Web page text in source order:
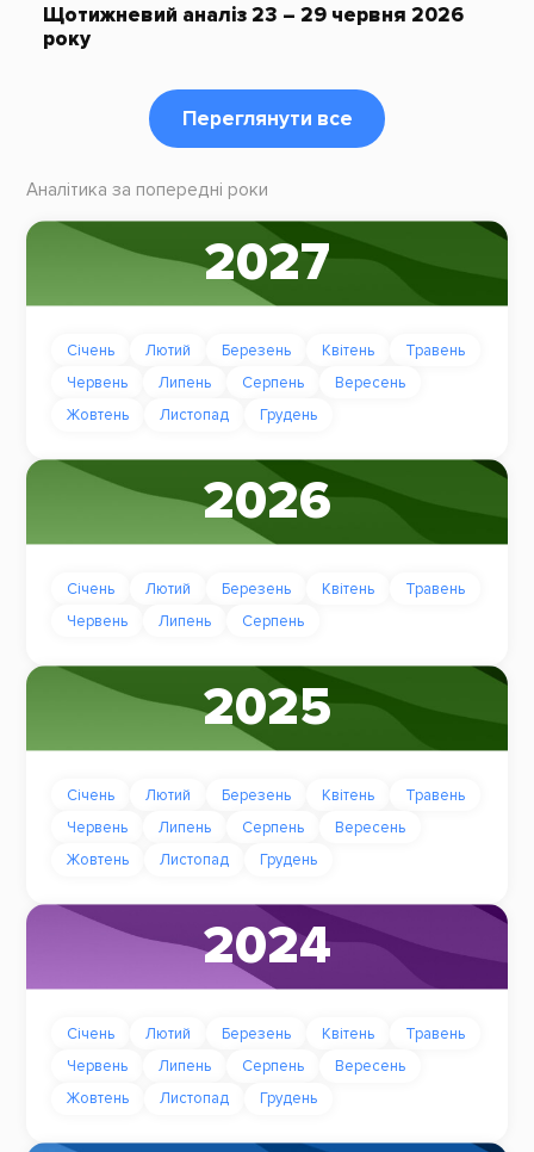
Щотижневий аналіз 23 – 29 червня 2026
року
Переглянути все
Аналітика за попередні роки
2027
Січень Лютий Березень Квітень
Травень
Червень
Липень Серпень
Вересень
Жовтень
Листопад Грудень
2026
Січень Лютий Березень Квітень
Травень
Червень
Липень Серпень
2025
Січень Лютий Березень Квітень
Травень
Червень
Липень Серпень
Вересень
Жовтень
Листопад Грудень
2024
Січень Лютий Березень Квітень
Травень
Червень
Липень Серпень
Вересень
Жовтень
Листопад Грудень